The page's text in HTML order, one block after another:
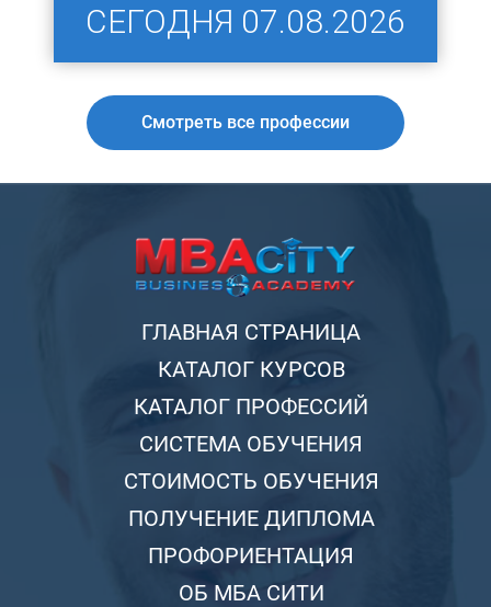
СЕГОДНЯ 07.08.2026
Смотреть все профессии
ГЛАВНАЯ СТРАНИЦА
КАТАЛОГ КУРСОВ
КАТАЛОГ ПРОФЕССИЙ
СИСТЕМА ОБУЧЕНИЯ
СТОИМОСТЬ ОБУЧЕНИЯ
ПОЛУЧЕНИЕ ДИПЛОМА
ПРОФОРИЕНТАЦИЯ
ОБ МБА СИТИ